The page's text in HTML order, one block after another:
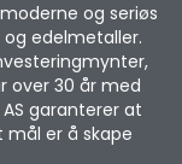
og seriøs
edelmetaller.
over 30 år med
garanterer at
mål er å skape